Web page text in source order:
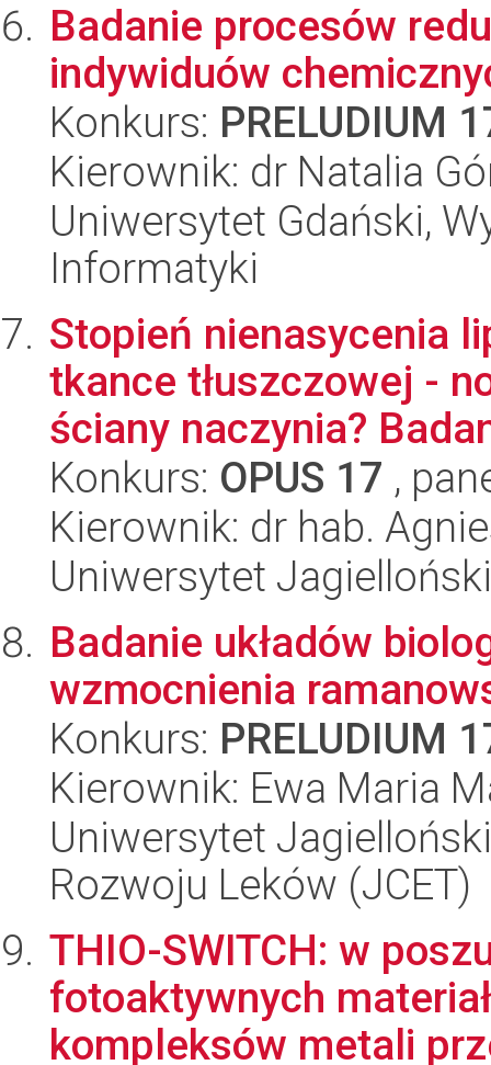
Badanie procesów
indywiduów
Konkurs: PRELUDIUM
Kierownik: dr Natalia
Uniwersytet Gdański,
Informatyki
Stopień nienasycenia
tkance tłuszczowej -
ściany naczynia?
Konkurs: OPUS 17 ,
Kierownik: dr hab.
Uniwersytet Jagielloński
Badanie układów
wzmocnienia
Konkurs: PRELUDIUM
Kierownik: Ewa Maria
Uniwersytet
Rozwoju Leków (JCET)
THIO-SWITCH: w
fotoaktywnych
kompleksów metali